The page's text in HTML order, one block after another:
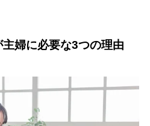
婦に必要な3つの理由